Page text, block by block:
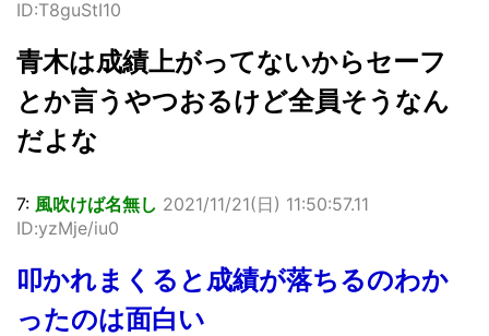
ID:T8guStI10
青木は成績上がってないからセーフ
とか言うやつおるけど全員そうなん
だよな
7: 風吹けば名無し 2021/11/21(日) 11:50:57.11
ID:yzMje/iu0
叩かれまくると成績が落ちるのわか
ったのは面白い